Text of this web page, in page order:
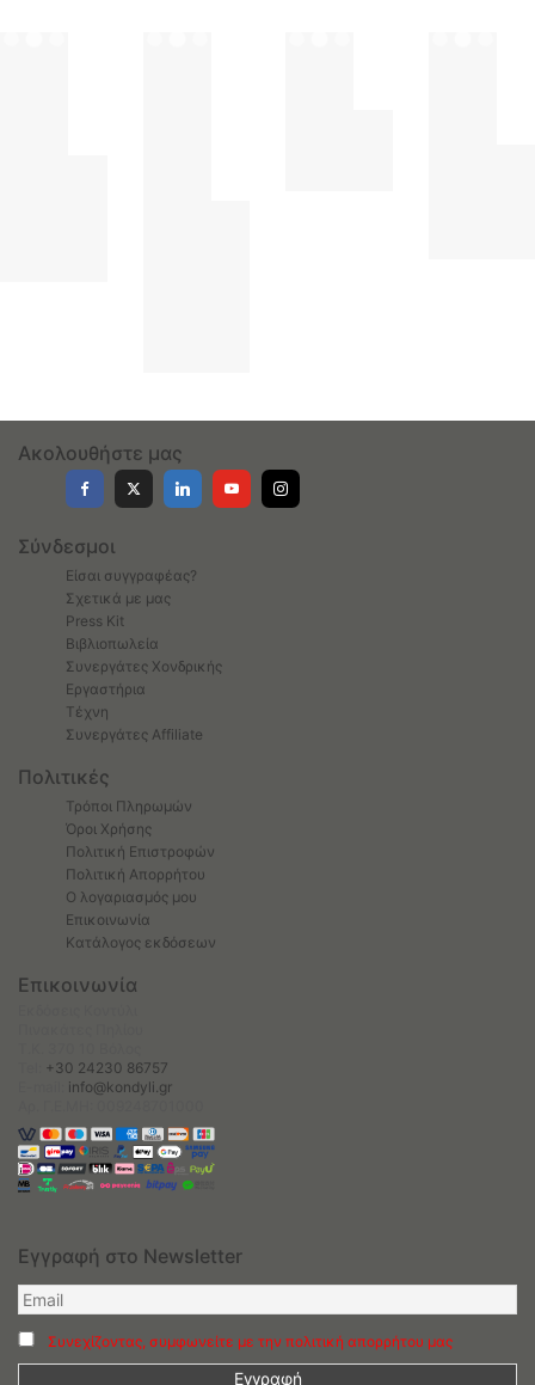
Ακολουθήστε μας
Σύνδεσμοι
Είσαι συγγραφέας?
Σχετικά με μας
Press Kit
Βιβλιοπωλεία
Συνεργάτες Χονδρικής
Εργαστήρια
Τέχνη
Συνεργάτες Affiliate
Πολιτικές
Τρόποι Πληρωμών
Όροι Χρήσης
Πολιτική Επιστροφών
Πολιτική Απορρήτου
Ο λογαριασμός μου
Επικοινωνία
Κατάλογος εκδόσεων
Επικοινωνία
+30 24230 86757
info@kondyli.gr
Εγγραφή στο Newsletter
Συνεχίζοντας, συμφωνείτε με την πολιτική απορρήτου μας